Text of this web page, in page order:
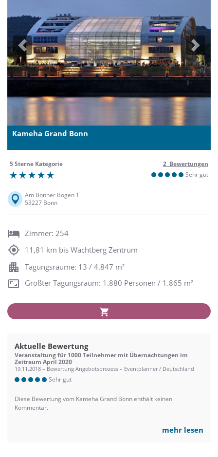
Previous Next
Kameha Grand Bonn
5 Sterne Kategorie
2 Bewertungen
Sehr gut
Am Bonner Bogen 1
53227 Bonn
Zimmer: 254
11,81 km bis Wachtberg Zentrum
Tagungsräume: 13 / 4.847 m²
Größter Tagungsraum: 1.880 Personen / 1.865 m²
Aktuelle Bewertung
Veranstaltung für 1000 Teilnehmer mit Übernachtungen im
Zeitraum April 2020
19.11.2018 – Bewertung Angebotsprozess – Eventplanner / Deutschland
Sehr gut
Diese Bewertung vom Kameha Grand Bonn enthält keinen
Kommentar.
mehr lesen